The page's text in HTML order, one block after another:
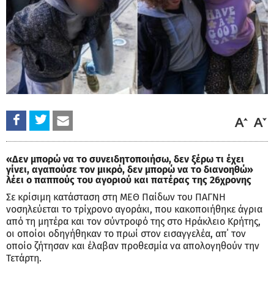
«Δεν μπορώ να το συνειδητοποιήσω, δεν ξέρω τι έχει
γίνει, αγαπούσε τον μικρό, δεν μπορώ να το διανοηθώ»
λέει ο παππούς του αγοριού και πατέρας της 26χρονης
Σε κρίσιμη κατάσταση στη ΜΕΘ Παίδων του ΠΑΓΝΗ
νοσηλεύεται το τρίχρονο αγοράκι, που κακοποιήθηκε άγρια
από τη μητέρα και τον σύντροφό της στο Ηράκλειο Κρήτης,
οι οποίοι οδηγήθηκαν το πρωί στον εισαγγελέα, απ΄ τον
οποίο ζήτησαν και έλαβαν προθεσμία να απολογηθούν την
Τετάρτη.